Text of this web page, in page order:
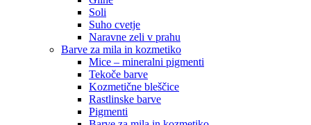
Soli
Suho cvetje
Naravne zeli v prahu
Barve za mila in kozmetiko
Mice – mineralni pigmenti
Tekoče barve
Kozmetične bleščice
Rastlinske barve
Pigmenti